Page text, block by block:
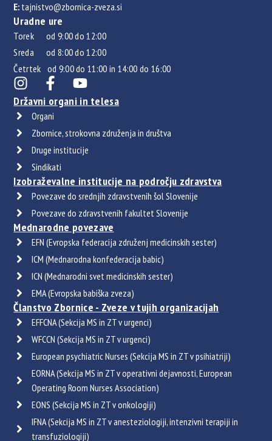
E: tajnistvo@zbornica-zveza.si
Uradne ure
Torek od 9:00 do 12:00
Sreda od 8:00 do 12:00
Četrtek od 9:00 do 11:00 in 14:00 do 16:00
Državni organi in telesa
Organi
Zbornice, strokovna združenja in društva
Druge institucije
Sindikati
Izobraževalne institucije na področju zdravstva
Povezave do srednjih zdravstvenih šol Slovenije
Povezave do zdravstvenih fakultet Slovenije
Mednarodne povezave
EFN (Evropska federacija združenj medicinskih sester)
ICM (Mednarodna konfederacija babic)
ICN (Mednarodni svet medicinskih sester)
EMA (Evropska babiška zveza)
Članstvo Zbornice - Zveze v tujih organizacijah
EFFCNA (Sekcija MS in ZT v urgenci)
WFCCN (Sekcija MS in ZT v urgenci)
European psychiatric Nurses (Sekcija MS in ZT v psihiatriji)
EORNA (Sekcija MS in ZT v operativni dejavnosti, European
Operating Room Nurses Association)
EONS (Sekcija MS in ZT v onkologiji)
IFNA (Sekcija MS in ZT v anesteziologiji, intenzivni terapiji in
transfuziologiji)